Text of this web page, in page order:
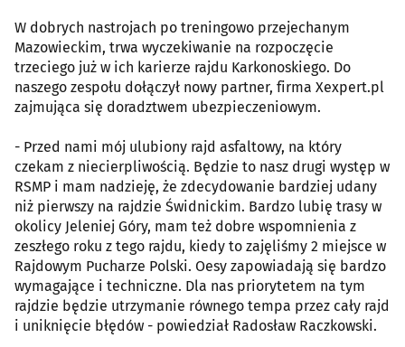
W dobrych nastrojach po treningowo przejechanym
Mazowieckim, trwa wyczekiwanie na rozpoczęcie
trzeciego już w ich karierze rajdu Karkonoskiego. Do
naszego zespołu dołączył nowy partner, firma Xexpert.pl
zajmująca się doradztwem ubezpieczeniowym.
- Przed nami mój ulubiony rajd asfaltowy, na który
czekam z niecierpliwością. Będzie to nasz drugi występ w
RSMP i mam nadzieję, że zdecydowanie bardziej udany
niż pierwszy na rajdzie Świdnickim. Bardzo lubię trasy w
okolicy Jeleniej Góry, mam też dobre wspomnienia z
zeszłego roku z tego rajdu, kiedy to zajęliśmy 2 miejsce w
Rajdowym Pucharze Polski. Oesy zapowiadają się bardzo
wymagające i techniczne. Dla nas priorytetem na tym
rajdzie będzie utrzymanie równego tempa przez cały rajd
i uniknięcie błędów - powiedział Radosław Raczkowski.